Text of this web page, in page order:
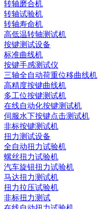
转轴磨合机
转轴试验机
转轴寿命机
高低温转轴测试机
按键测试设备
标准曲线机
按键手感测试仪
三轴全自动荷重位移曲线机
高精度按键曲线机
多工位按键测试机
在线自动化按键测试机
伺服水下按键点击测试机
非标按键测试机
扭力测试设备
全自动扭力试验机
螺丝扭力试验机
汽车旋钮扭力试验机
马达扭力测试机
扭力拉压试验机
非标扭力测试